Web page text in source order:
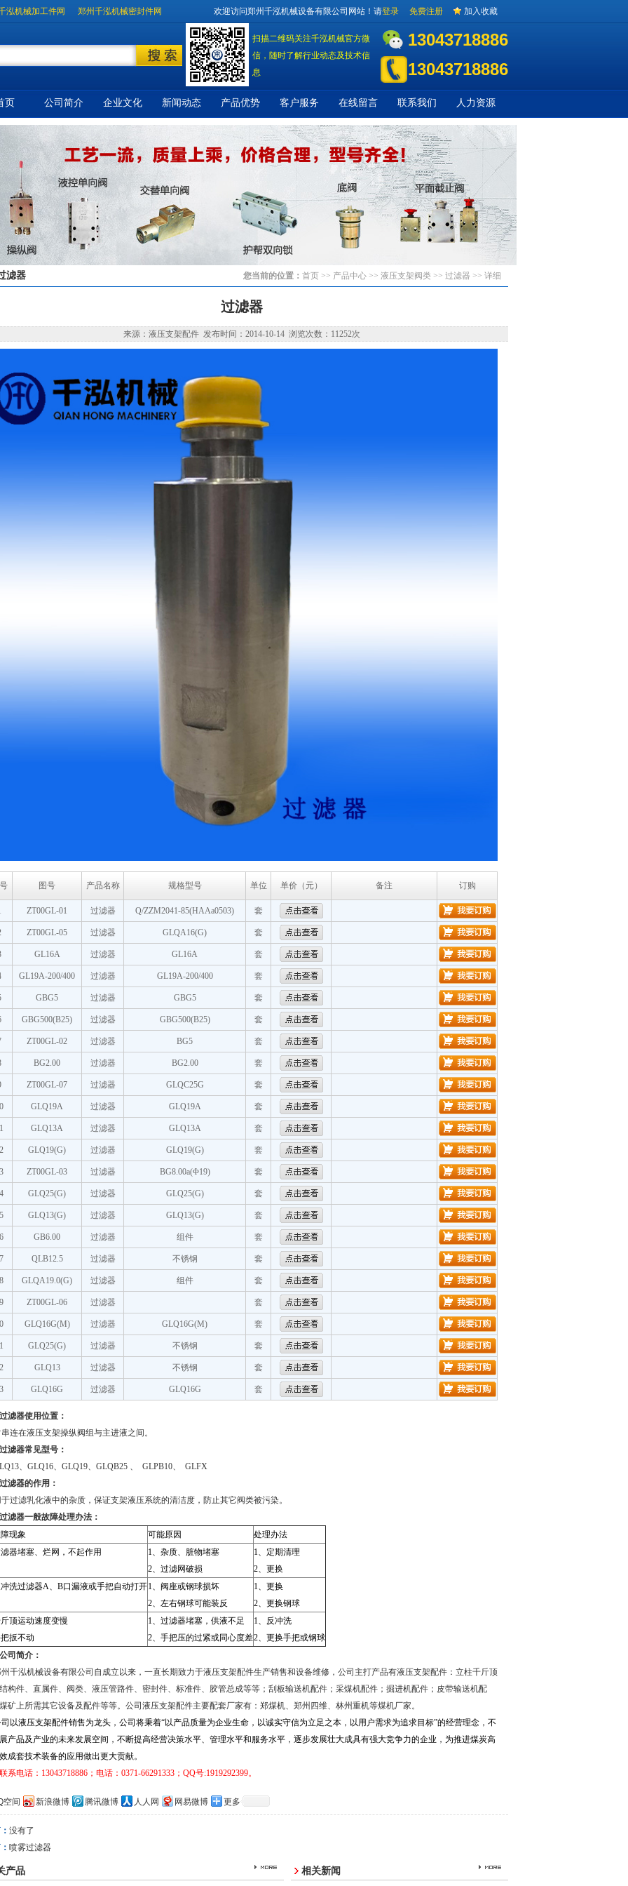
欢迎访问郑州千泓机械设备有限公司网站！请登录 免费注册 加入收藏
泓机械加工件网 郑州千泓机械密封件网
扫描二维码关注千泓机械官方微
信，随时了解行业动态及技术信
息
13043718886
13043718886
页 公司简介 企业文化 新闻动态 产品优势 客户服务 在线留言 联系我们 人力资源
您当前的位置： 首页 >> 产品中心 >> 液压支架阀类 >> 过滤器 >> 详细
滤器
过滤器
来源：液压支架配件 发布时间：2014-10-14 浏览次数：11252次
图号 产品名称 规格型号 单位 单价（元） 备注 订购
ZT00GL-01 过滤器 Q/ZZM2041-85(HAAa0503) 套
ZT00GL-05 过滤器 GLQA16(G) 套
GL16A 过滤器 GL16A 套
GL19A-200/400 过滤器 GL19A-200/400 套
GBG5 过滤器 GBG5 套
GBG500(B25) 过滤器 GBG500(B25) 套
ZT00GL-02 过滤器 BG5 套
BG2.00 过滤器 BG2.00 套
ZT00GL-07 过滤器 GLQC25G 套
GLQ19A 过滤器 GLQ19A 套
GLQ13A 过滤器 GLQ13A 套
GLQ19(G) 过滤器 GLQ19(G) 套
ZT00GL-03 过滤器 BG8.00a(Φ19) 套
GLQ25(G) 过滤器 GLQ25(G) 套
GLQ13(G) 过滤器 GLQ13(G) 套
GB6.00 过滤器 组件 套
QLB12.5 过滤器 不锈钢 套
GLQA19.0(G) 过滤器 组件 套
ZT00GL-06 过滤器 套
GLQ16G(M) 过滤器 GLQ16G(M) 套
GLQ25(G) 过滤器 不锈钢 套
GLQ13 过滤器 不锈钢 套
GLQ16G 过滤器 GLQ16G 套
滤器使用位置：
连在液压支架操纵阀组与主进液之间。
滤器常见型号：
、 GLQ16、 GLQ19、 GLQB25 、 GLPB10、
GLFX
滤器的作用：
过滤乳化液中的杂质，保证支架液压系统的清洁度，防止其它阀类被污染。
过滤器一般故障处理办法：
现象
可能原因
处理办法
器堵塞、烂网，不起作用
1、杂质、脏物堵塞
2、过滤网破损
1、定期清理
2、更换
洗过滤器A、 B口漏液或手把自动打开1、阀座或钢球损坏
2、左右钢球可能装反
1、更换
2、更换钢球
顶运动速度变慢
扳不动
1、过滤器堵塞，供液不足
2、手把压的过紧或同心度差
1、反冲洗
2、更换手把或钢球
司简介：
千泓机械设备有限公司自成立以来，一直长期致力于液压支架配件生产销售和设备维修，公司主打产品有液压支架配件：立柱千斤顶
构件、直属件、阀类、液压管路件、密封件、标准件、胶管总成等等；刮板输送机配件；采煤机配件；掘进机配件；皮带输送机配
矿上所需其它设备及配件等等。公司液压支架配件主要配套厂家有：郑煤机、郑州四维、林州重机等煤机厂家。
以液压支架配件销售为龙头，公司将秉着“以产品质量为企业生命，以诚实守信为立足之本，以用户需求为追求目标”的经营理念，不
产品及产业的未来发展空间，不断提高经营决策水平、管理水平和服务水平，逐步发展壮大成具有强大竞争力的企业，为推进煤炭高
成套技术装备的应用做出更大贡献。
系电话： 13043718886； 电话：0371-66291333； QQ号:1919292399。
空间 新浪微博 腾讯微博 人人网 网易微博 更多
没有了
喷雾过滤器
产品 相关新闻